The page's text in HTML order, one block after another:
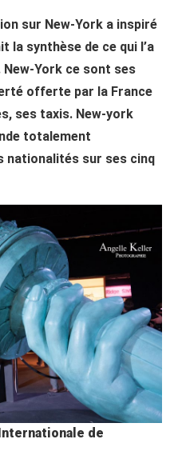
sur New-York a inspiré
la synthèse de ce qui l’a
York ce sont ses
offerte par la France
ses taxis. New-york
totalement
nationalités sur ses cinq
de